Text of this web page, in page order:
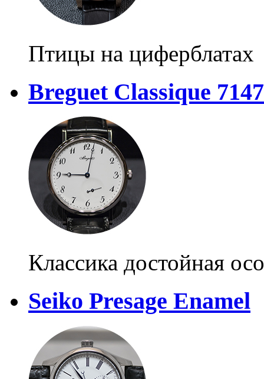
Птицы на циферблатах
Breguet Classique
Классика достойная
Seiko Presage Enamel